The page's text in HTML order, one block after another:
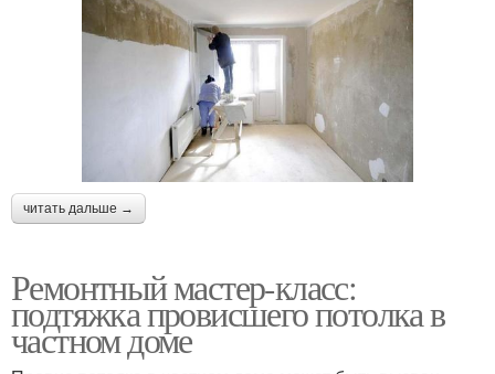
читать дальше →
Ремонтный мастер-класс:
подтяжка провисшего потолка в
частном доме